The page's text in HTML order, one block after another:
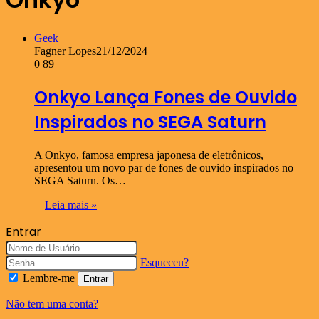
Geek
Fagner Lopes21/12/2024
0 89
Onkyo Lança Fones de Ouvido
Inspirados no SEGA Saturn
A Onkyo, famosa empresa japonesa de eletrônicos,
apresentou um novo par de fones de ouvido inspirados no
SEGA Saturn. Os…
Leia mais »
Entrar
Esqueceu?
Lembre-me
Entrar
Não tem uma conta?